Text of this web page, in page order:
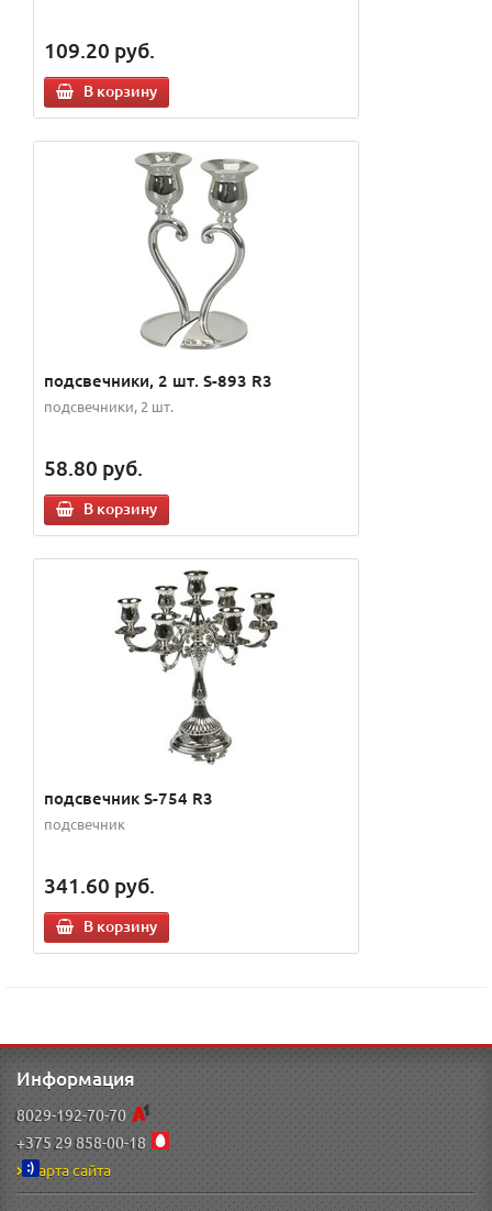
109.20 руб.
В корзину
подсвечники, 2 шт. S-893 R3
подсвечники, 2 шт.
58.80 руб.
В корзину
подсвечник S-754 R3
подсвечник
341.60 руб.
В корзину
Информация
8029-192-70-70
+375 29 858-00-18
Карта сайта